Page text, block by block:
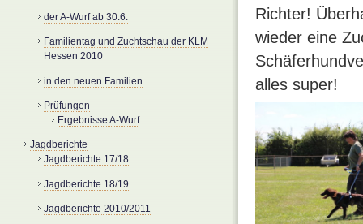
Richter!
wieder eine
alles super!
der A-Wurf ab 30.6.
Familientag und Zuchtschau der KLM
Hessen 2010
in den neuen Familien
Prüfungen
Ergebnisse A-Wurf
Jagdberichte
Jagdberichte 17/18
Jagdberichte 18/19
Jagdberichte 2010/2011